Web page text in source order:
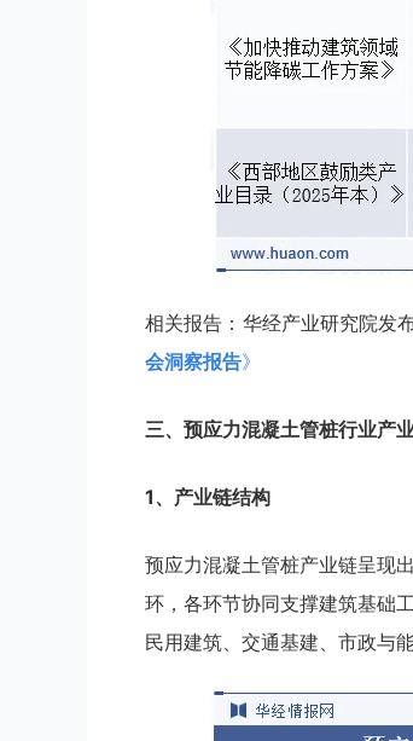
相关报告：华经产业研究院发
会洞察报告》
三、 预应力混凝土管桩行业产
1、产业链结构
预应力混凝土管桩产业链呈现
环，各环节协同支撑建筑基础
民用建筑、交通基建、市政与能